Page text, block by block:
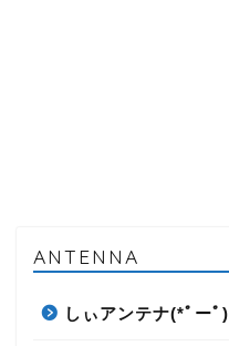
ANTENNA
しぃアンテナ(*ﾟーﾟ)